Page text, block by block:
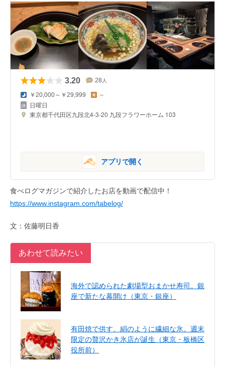
3.20 28 人
￥20,000～￥29,999 –
日曜日
東京都千代田区九段北4-3-20 九段フラワーホーム 103
アプリで開く
食べログマガジンで紹介したお店を動画で配信中！
https://www.instagram.com/tabelog/
文：佐藤明日香
あわせて読みたい
海外で認められた劇場型おまかせ寿司。銀
座で新たな幕開け（東京・銀座）
有田焼で供す、絹のように繊細な氷。週末
限定の贅沢かき氷店が誕生（東京・板橋区
役所前）